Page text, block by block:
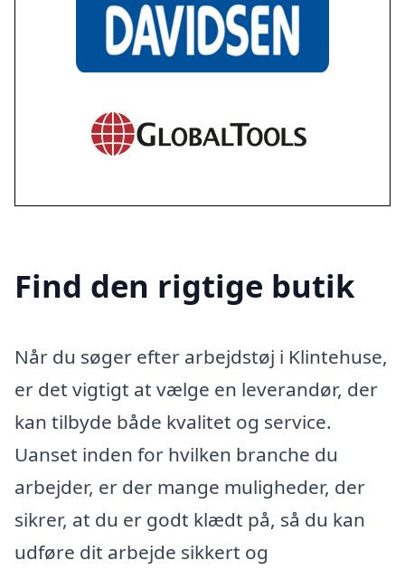
Find den rigtige butik
Når du søger efter arbejdstøj i Klintehuse,
er det vigtigt at vælge en leverandør, der
kan tilbyde både kvalitet og service.
Uanset inden for hvilken branche du
arbejder, er der mange muligheder, der
sikrer, at du er godt klædt på, så du kan
udføre dit arbejde sikkert og